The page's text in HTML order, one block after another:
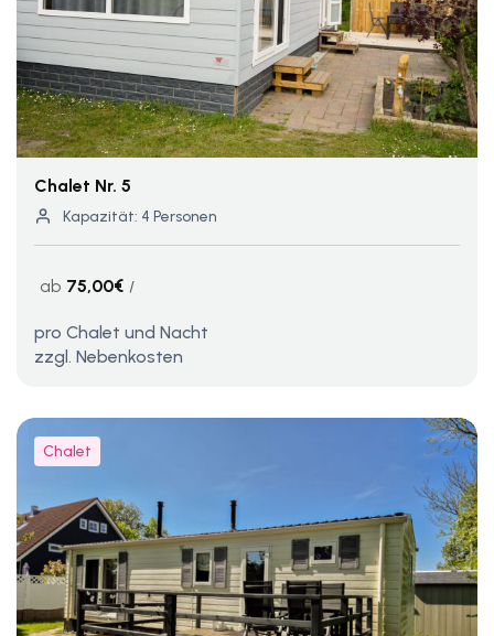
Chalet Nr. 5
Kapazität: 4 Personen
ab 75,00€
pro Chalet und Nacht
zzgl. Nebenkosten
Chalet